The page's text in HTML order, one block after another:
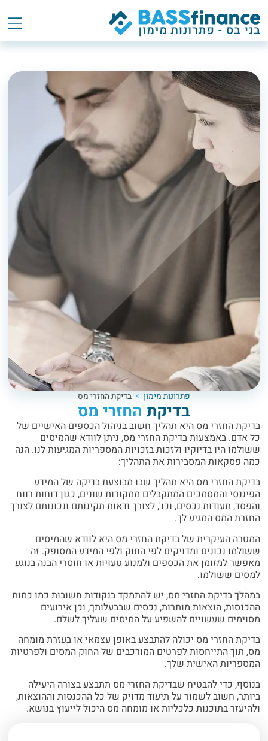
פתרונות מימון בדיקת החזרי מס
בדיקת החזרי מס
בדיקת החזרי מס היא תהליך חשוב בניהול הכספים האישיים של
כל אדם. באמצעות בדיקת החזרי מס, ניתן לוודא שהמיסים
ששולמו היו בדיוקיו ולזכות בזכויות המספריות המגיעות לנו. הנה
כמה פסקאות המסבירות את התהליך:
בדיקת החזרי מס היא תהליך שבו מבוצעת בדיקה של המידע
הפיננסי והמסמכים המתקבלים ממקורות שונים, כגון דוחות רווח
והפסד, תעודות נכסים, וכו', לצורך ודאות תקינותם ונכונותם לצורך
החזרת המס המגיע לך.
המטרה העיקרית של בדיקת החזרי מס היא לוודא שהמיסים
ששולמו נכונים ומדויקים לפי החוק ולפי המידע המסופק. זה
מאפשר למזומן את הכספים ולמנוע טעויות או חוסרי הבנה בנוגע
למסים ששולמו.
במהלך בדיקת החזרי מס, יש להתמקד בנקודות חשובות כמו כמות
ההכנסות, הוצאות מותרות, נכסים שבבעלותך, וכן אירועים
מסוימים שעשויים להשפיע על המיסים שעליך לשלם.
בדיקת החזרי מס יכולה להתבצע באופן עצמאי או בעזרת מומחה
מס, תוך התייחסות לפרטים המורכבים של החוק המסים ולפרטיות
המספריות האישית שלך.
בנוסף, כדי להבטיח שבדיקת החזרי מס תתבצע בצורה היעילה
ביותר, חשוב לשמור על תיעוד מדויק של כל ההכנסות וההוצאות,
ולהיעזר בתוכנות כלכליות או מומחה מס היכול לייעוץ בנושא.